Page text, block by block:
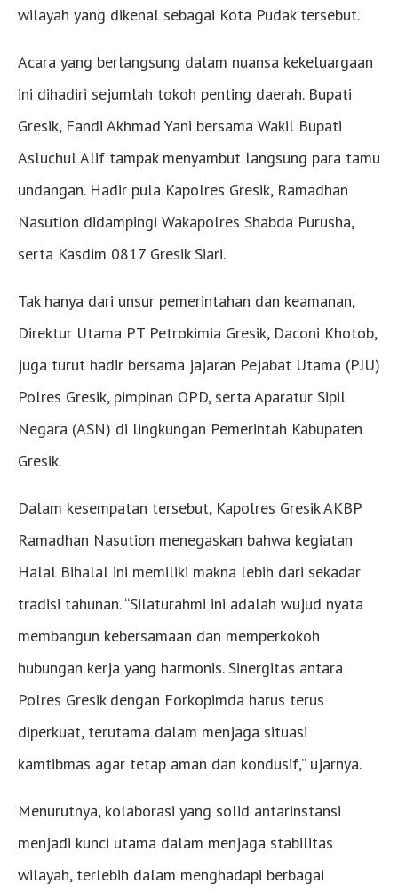
wilayah yang dikenal sebagai Kota Pudak tersebut.
Acara yang berlangsung dalam nuansa kekeluargaan
ini dihadiri sejumlah tokoh penting daerah. Bupati
Gresik, Fandi Akhmad Yani bersama Wakil Bupati
Asluchul Alif tampak menyambut langsung para tamu
undangan. Hadir pula Kapolres Gresik, Ramadhan
Nasution didampingi Wakapolres Shabda Purusha,
serta Kasdim 0817 Gresik Siari.
Tak hanya dari unsur pemerintahan dan keamanan,
Direktur Utama PT Petrokimia Gresik, Daconi Khotob,
juga turut hadir bersama jajaran Pejabat Utama (PJU)
Polres Gresik, pimpinan OPD, serta Aparatur Sipil
Negara (ASN) di lingkungan Pemerintah Kabupaten
Gresik.
Dalam kesempatan tersebut, Kapolres Gresik AKBP
Ramadhan Nasution menegaskan bahwa kegiatan
Halal Bihalal ini memiliki makna lebih dari sekadar
tradisi tahunan. “Silaturahmi ini adalah wujud nyata
membangun kebersamaan dan memperkokoh
hubungan kerja yang harmonis. Sinergitas antara
Polres Gresik dengan Forkopimda harus terus
diperkuat, terutama dalam menjaga situasi
kamtibmas agar tetap aman dan kondusif,” ujarnya.
Menurutnya, kolaborasi yang solid antarinstansi
menjadi kunci utama dalam menjaga stabilitas
wilayah, terlebih dalam menghadapi berbagai